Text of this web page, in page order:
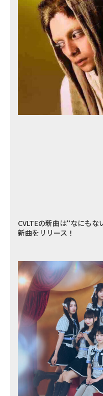
CVLTEの新曲は“なにも
新曲をリリース！